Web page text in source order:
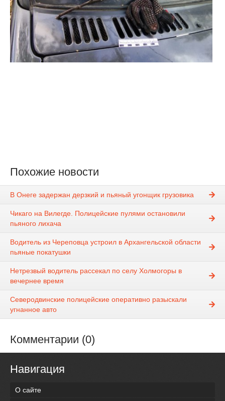
Похожие новости
В Онеге задержан дерзкий и пьяный угонщик грузовика
Чикаго на Вилегде. Полицейские пулями остановили
пьяного лихача
Водитель из Череповца устроил в Архангельской области
пьяные покатушки
Нетрезвый водитель рассекал по селу Холмогоры в
вечернее время
Северодвинские полицейские оперативно разыскали
угнанное авто
Комментарии (0)
Навигация
О сайте